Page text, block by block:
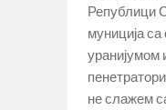
Републици
муниција
уранијумом
не слажем